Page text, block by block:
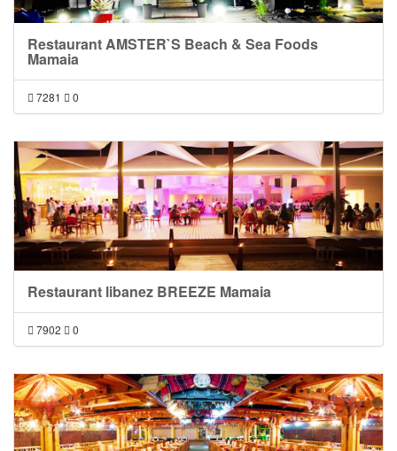
Restaurant AMSTER`S Beach & Sea Foods
Mamaia
7281 0
Restaurant libanez BREEZE Mamaia
7902 0